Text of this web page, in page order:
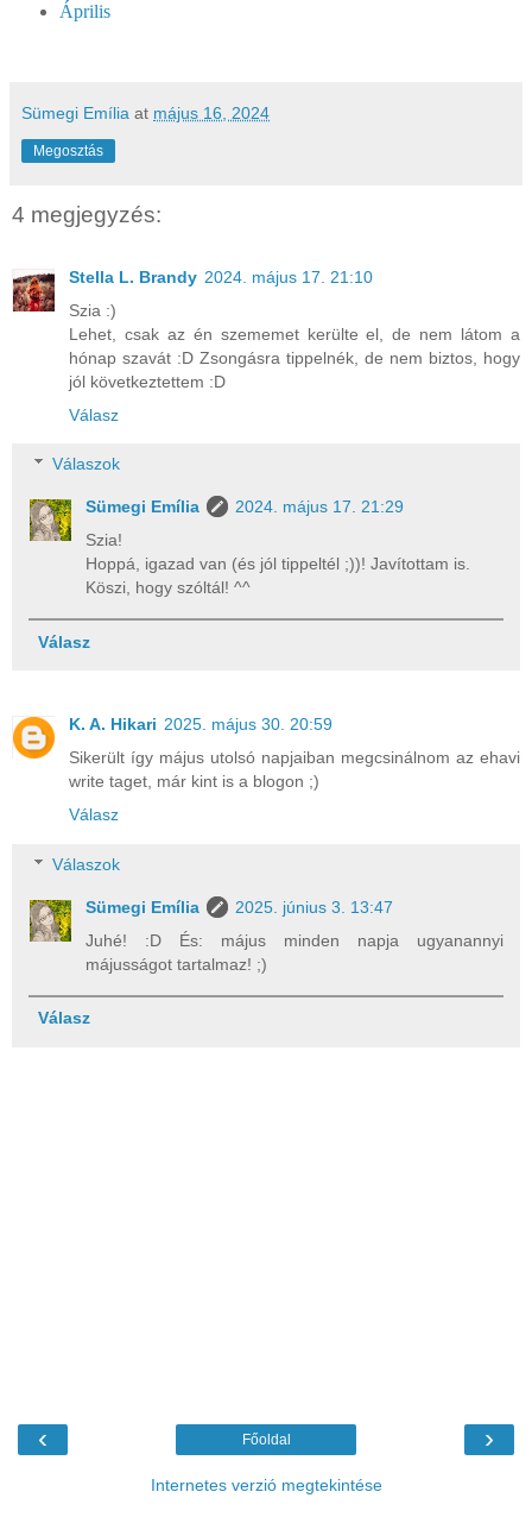
Április
Sümegi Emília at május 16, 2024
Megosztás
4 megjegyzés:
Stella L. Brandy 2024. május 17. 21:10
Szia :)
Lehet, csak az én szememet kerülte el, de nem látom a
hónap szavát :D Zsongásra tippelnék, de nem biztos, hogy
jól következtettem :D
Válasz
Válaszok
Sümegi Emília
2024. május 17. 21:29
Szia!
Hoppá, igazad van (és jól tippeltél ;))! Javítottam is.
Köszi, hogy szóltál! ^^
Válasz
K. A. Hikari 2025. május 30. 20:59
Sikerült így május utolsó napjaiban megcsinálnom az ehavi
write taget, már kint is a blogon ;)
Válasz
Válaszok
Sümegi Emília
2025. június 3. 13:47
Juhé! :D És: május minden napja ugyanannyi
májusságot tartalmaz! ;)
Válasz
‹ ›
Főoldal
Internetes verzió megtekintése